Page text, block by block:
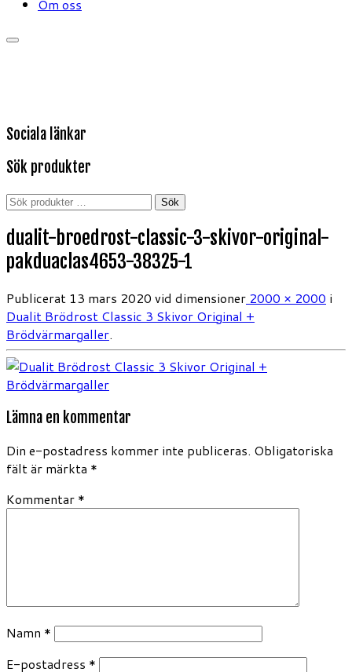
Om oss
Sociala länkar
Sök produkter
Sök
Sök
dualit-broedrost-classic-3-skivor-original-
pakduaclas4653-38325-1
Publicerat 13 mars 2020 vid dimensioner 2000 × 2000 i
Dualit Brödrost Classic 3 Skivor Original +
Brödvärmargaller.
Lämna en kommentar
Din e-postadress kommer inte publiceras. Obligatoriska
fält är märkta *
Kommentar *
Namn *
E-postadress *